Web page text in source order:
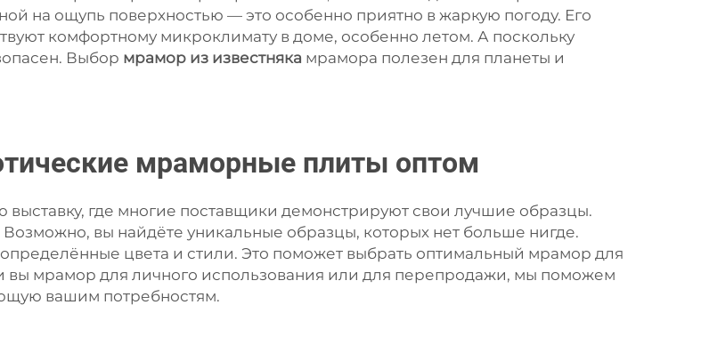
на ощупь поверхностью — это особенно приятно в жаркую погоду. Его
комфортному микроклимату в доме, особенно летом. А поскольку
Выбор мрамор из известняка мрамора полезен для планеты и
мраморные плиты оптом
где многие поставщики демонстрируют свои лучшие образцы.
вы найдёте уникальные образцы, которых нет больше нигде.
цвета и стили. Это поможет выбрать оптимальный мрамор для
вы мрамор для личного использования или для перепродажи, мы поможем
вашим потребностям.